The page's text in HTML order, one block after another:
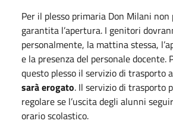
Per il plesso primaria Don Milani non
garantita l’apertura. I genitori
personalmente, la mattina stessa,
e la presenza del personale docente.
questo plesso il servizio di trasporto
sarà erogato. Il servizio di trasporto
regolare se l’uscita degli alunni
orario scolastico.